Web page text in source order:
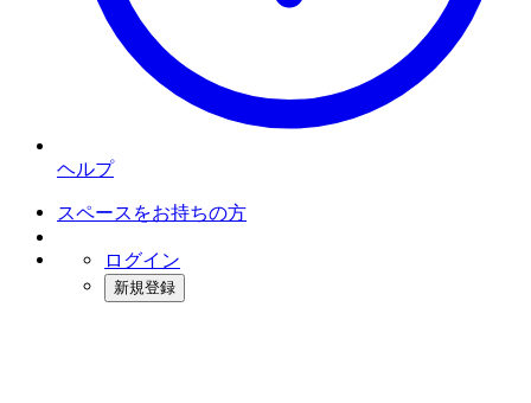
ヘルプ
スペースをお持ちの方
ログイン
新規登録